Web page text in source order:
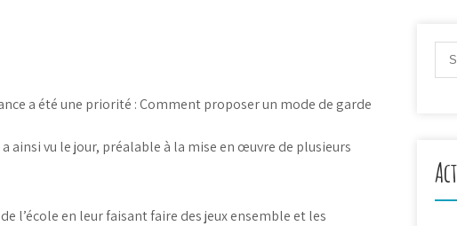
a été une priorité : Comment proposer un mode de garde
ainsi vu le jour, préalable à la mise en œuvre de plusieurs
l’école en leur faisant faire des jeux ensemble et les